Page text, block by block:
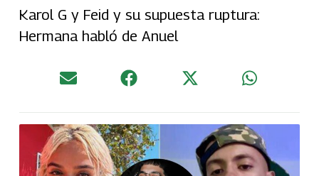
Karol G y Feid y su supuesta ruptura:
Hermana habló de Anuel